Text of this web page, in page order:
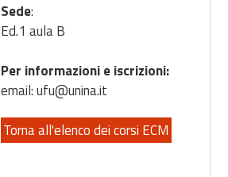
Sede:
Ed.1 aula B
Per informazioni e iscrizioni:
email: ufu@unina.it
Torna all'elenco dei corsi ECM